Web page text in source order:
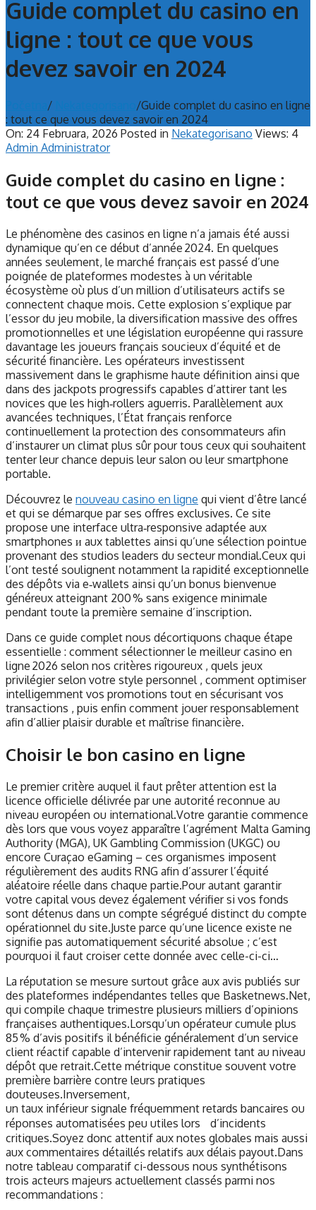
Guide complet du casino en
ligne : tout ce que vous
devez savoir en 2024
/ /Guide complet du casino en ligne
: tout ce que vous devez savoir en 2024
On: 24 Februara, 2026 Posted in Nekategorisano Views: 4
Admin Administrator
Guide complet du casino en ligne :
tout ce que vous devez savoir en 2024
Le phénomène des casinos en ligne n’a jamais été aussi
dynamique qu’en ce début d’année 2024. En quelques
années seulement, le marché français est passé d’une
poignée de plateformes modestes à un véritable
écosystème où plus d’un million d’utilisateurs actifs se
connectent chaque mois. Cette explosion s’explique par
l’essor du jeu mobile, la diversification massive des offres
promotionnelles et une législation européenne qui rassure
davantage les joueurs français soucieux d’équité et de
sécurité financière. Les opérateurs investissent
massivement dans le graphisme haute définition ainsi que
dans des jackpots progressifs capables d’attirer tant les
novices que les high‑rollers aguerris. Parallèlement aux
avancées techniques, l’État français renforce
continuellement la protection des consommateurs afin
d’instaurer un climat plus sûr pour tous ceux qui souhaitent
tenter leur chance depuis leur salon ou leur smartphone
portable.
Découvrez le nouveau casino en ligne qui vient d’être lancé
et qui se démarque par ses offres exclusives. Ce site
propose une interface ultra‑responsive adaptée aux
smartphones и aux tablettes ainsi qu’une sélection pointue
provenant des studios leaders du secteur mondial.Ceux qui
l’ont testé soulignent notamment la rapidité exceptionnelle
des dépôts via e‑wallets ainsi qu’un bonus bienvenue
généreux atteignant 200 % sans exigence minimale
pendant toute la première semaine d’inscription.​
Dans ce guide complet nous décortiquons chaque étape
essentielle : comment sélectionner le meilleur casino en
ligne 2026 selon nos critères rigoureux , quels jeux
privilégier selon votre style personnel , comment optimiser
intelligemment vos promotions tout en sécurisant vos
transactions , puis enfin comment jouer responsablement
afin d’allier plaisir durable et maîtrise financière.
Choisir le bon casino en ligne
Le premier critère auquel il faut prêter attention est la
licence officielle délivrée par une autorité reconnue au
niveau européen ou international.Votre garantie commence
dès lors que vous voyez apparaître l’agrément Malta Gaming
Authority (MGA), UK Gambling Commission (UKGC) ou
encore Curaçao eGaming – ces organismes imposent
régulièrement des audits RNG afin d’assurer l’équité
aléatoire réelle dans chaque partie.Pour autant garantir
votre capital vous devez également vérifier si vos fonds
sont détenus dans un compte ségrégué distinct du compte
opérationnel du site.Juste parce qu’une licence existe ne
signifie pas automatiquement sécurité absolue ; c’est
pourquoi il faut croiser cette donnée avec celle-ci-ci…
La réputation se mesure surtout grâce aux avis publiés sur
des plateformes indépendantes telles que Basketnews.Net,
qui compile chaque trimestre plusieurs milliers d’opinions
françaises authentiques.Lorsqu’un opérateur cumule plus
85 % d’avis positifs il bénéficie généralement d’un service
client réactif capable d’intervenir rapidement tant au niveau
dépôt que retrait.Cette métrique constitue souvent votre
première barrière contre leurs pratiques
douteuses.Inversement,
un taux inférieur signale fréquemment retards bancaires ou
réponses automatisées peu utiles lors d’incidents
critiques.Soyez donc attentif aux notes globales mais aussi
aux commentaires détaillés relatifs aux délais payout.Dans
notre tableau comparatif ci-dessous nous synthétisons
trois acteurs majeurs actuellement classés parmi nos
recommandations :